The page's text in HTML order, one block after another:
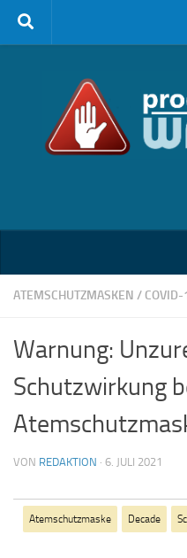
Zum Inhalt springen
ATEMSCHUTZMASKEN / COVID-
Warnung:
Schutzwirkung
VON REDAKTION · 6. JULI 2021
Atemschutzmaske Decade